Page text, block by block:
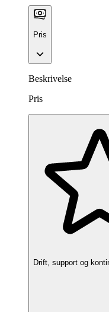
Pris
Beskrivelse
Pris
Drift, support og